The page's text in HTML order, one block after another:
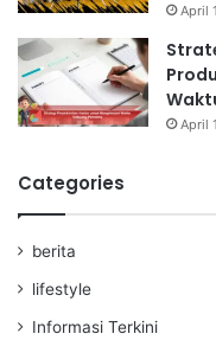
April
April
Categories
berita
lifestyle
Informasi Terkini